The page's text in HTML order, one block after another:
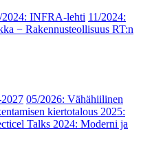
2024: INFRA-lehti 11/2024:
− Rakennusteollisuus RT:n
05/2026: Vähähiilinen
kiertotalous 2025:
Talks 2024: Moderni ja